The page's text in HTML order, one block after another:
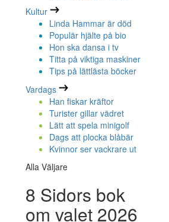
Kultur
Linda Hammar är död
Populär hjälte på bio
Hon ska dansa i tv
Titta på viktiga maskiner
Tips på lättlästa böcker
Vardags
Han fiskar kräftor
Turister gillar vädret
Lätt att spela minigolf
Dags att plocka blåbär
Kvinnor ser vackrare ut
Alla Väljare
8 Sidors bok
om valet 2026